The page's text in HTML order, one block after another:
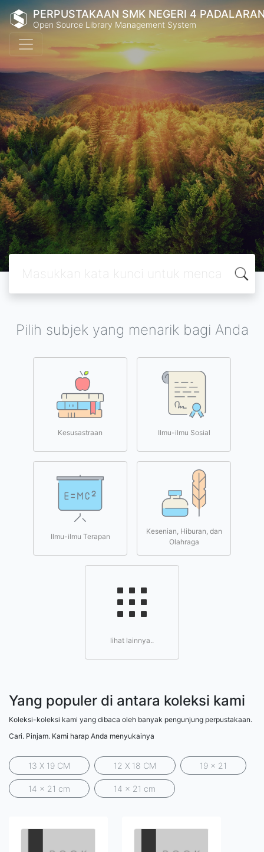
PERPUSTAKAAN SMK NEGERI 4
Open Source Library Management System
Pilih subjek yang menarik bagi Anda
Kesusastraan Ilmu-ilmu Sosial
Ilmu-ilmu Terapan
Kesenian, Hiburan, dan
Olahraga
lihat lainnya..
Yang populer di antara koleksi kami
Koleksi-koleksi kami yang dibaca oleh banyak pengunjung perpustakaan.
Cari. Pinjam. Kami harap Anda menyukainya
13 X 19 CM 12 X 18 CM 19 x 21
14 x 21 cm 14 x 21 cm